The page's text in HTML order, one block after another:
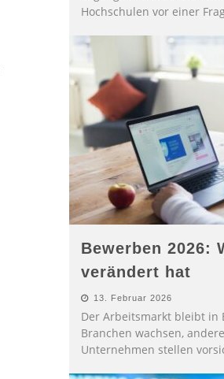
Hochschulen vor einer
Bewerben 2026:
verändert hat
13. Februar 2026
Der Arbeitsmarkt bleibt in
Branchen wachsen,
Unternehmen stellen